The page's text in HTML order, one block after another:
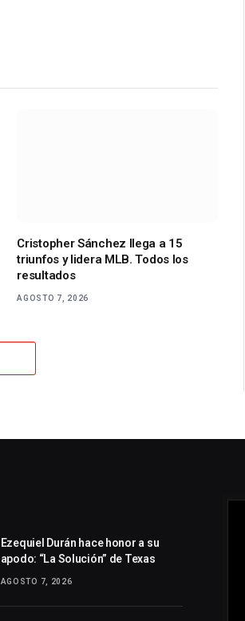
Cristopher Sánchez llega a 15
triunfos y lidera MLB. Todos los
resultados
AGOSTO 7, 2026
Ezequiel Durán hace honor a su
apodo: “La Solución” de Texas
AGOSTO 7, 2026